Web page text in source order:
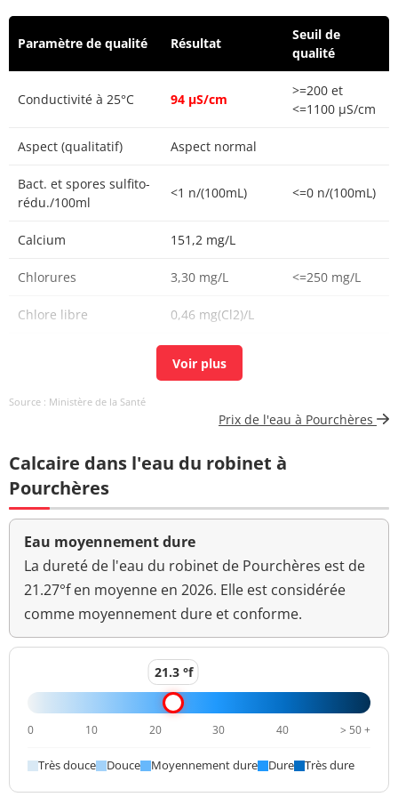
Paramètre de qualité Résultat
Seuil de
qualité
Conductivité à 25°C 94 µS/cm
>=200 et
<=1100 µS/cm
Aspect (qualitatif) Aspect normal
Bact. et spores sulfito-
rédu./100ml
<1 n/(100mL) <=0 n/(100mL)
Calcium 151,2 mg/L
Chlorures 3,30 mg/L <=250 mg/L
Chlore libre 0,46 mg(Cl2)/L
0,46 mg(Cl2)/L
total
anormal
Bactéries coliformes
/100ml-MS
<1 n/(100mL) <=0 n/(100mL)
Bact. aér. revivifiables
<1 n/mL
à 36°-44h
<1 n/mL
Magnésium 3,3 mg(Mg)/L
Ammonium (en NH4) <0,01 mg/L <=0,1 mg/L
Source : Ministère de la Santé
Prix de l'eau à Pourchères
Calcaire dans l'eau du robinet à
Pourchères
Eau moyennement dure
La dureté de l'eau du robinet de Pourchères est de
21.27°f en moyenne en 2026. Elle est considérée
comme moyennement dure et conforme.
21.3 °f
0 10 20 30 40 > 50 +
Très douce Douce Moyennement dure Dure Très dure